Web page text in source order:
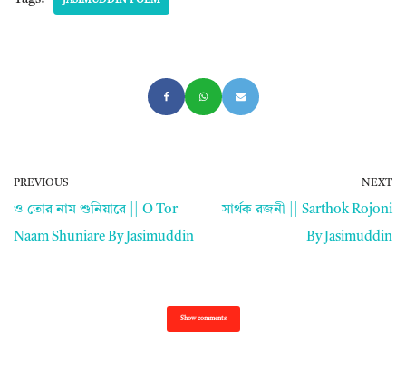
PREVIOUS
ও তোর নাম শুনিয়ারে || O Tor
Naam Shuniare By Jasimuddin
NEXT
সার্থক রজনী || Sarthok Rojoni
By Jasimuddin
Show comments